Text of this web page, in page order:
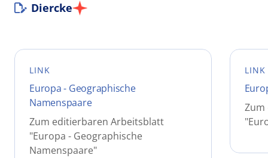
Diercke
LINK
Europa - Geographische
Namenspaare
Zum editierbaren Arbeitsblatt
"Europa - Geographische
Namenspaare"
LINK